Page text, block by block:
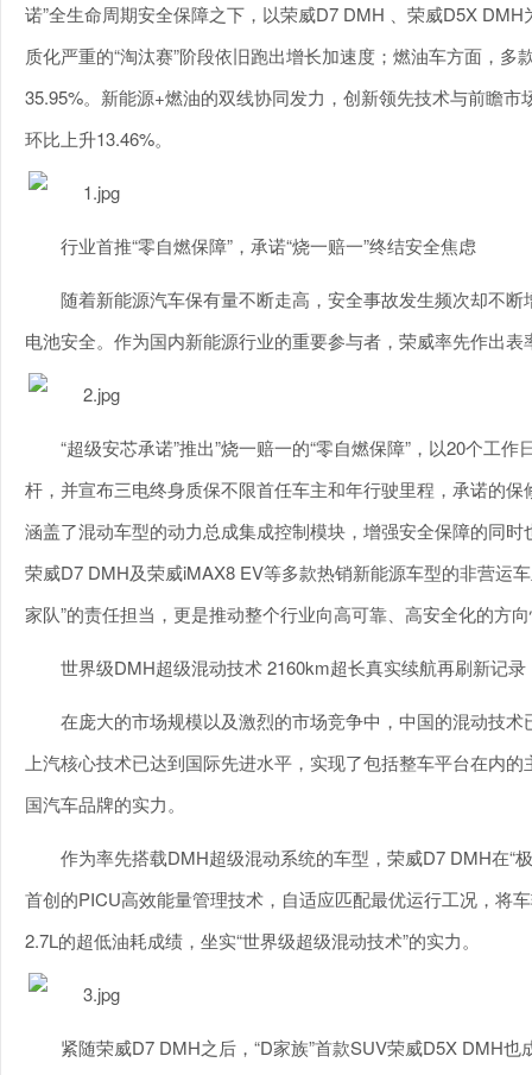
诺”全生命周期安全保障之下，以荣威D7 DMH 、荣威D5X
质化严重的“淘汰赛”阶段依旧跑出增长加速度；燃油车方面，
35.95%。新能源+燃油的双线协同发力，创新领先技术与前瞻
环比上升13.46%。
行业首推“零自燃保障”，承诺“烧一赔一”终结安全焦虑
随着新能源汽车保有量不断走高，安全事故发生频次却不
电池安全。作为国内新能源行业的重要参与者，荣威率先作出
“超级安芯承诺”推出”烧一赔一的“零自燃保障”，以20个工
杆，并宣布三电终身质保不限首任车主和年行驶里程，承诺的
涵盖了混动车型的动力总成集成控制模块，增强安全保障的同
荣威D7 DMH及荣威iMAX8 EV等多款热销新能源车型的非营运
家队”的责任担当，更是推动整个行业向高可靠、高安全化的方
世界级DMH超级混动技术 2160km超长真实续航再刷新记录
在庞大的市场规模以及激烈的市场竞争中，中国的混动技
上汽核心技术已达到国际先进水平，实现了包括整车平台在内
国汽车品牌的实力。
作为率先搭载DMH超级混动系统的车型，荣威D7 DMH在
首创的PICU高效能量管理技术，自适应匹配最优运行工况，将
2.7L的超低油耗成绩，坐实“世界级超级混动技术”的实力。
紧随荣威D7 DMH之后，“D家族”首款SUV荣威D5X DMH